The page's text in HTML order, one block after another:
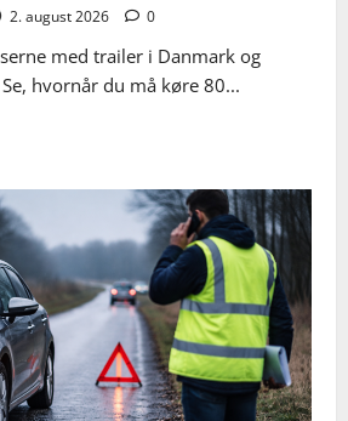
2. august 2026 0
med trailer i Danmark og
hvornår du må køre 80...